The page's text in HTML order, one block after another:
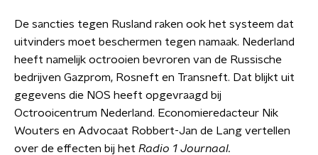
De sancties tegen Rusland raken ook het systeem dat
uitvinders moet beschermen tegen namaak. Nederland
heeft namelijk octrooien bevroren van de Russische
bedrijven Gazprom, Rosneft en Transneft. Dat blijkt uit
gegevens die NOS heeft opgevraagd bij
Octrooicentrum Nederland. Economieredacteur Nik
Wouters en Advocaat Robbert-Jan de Lang vertellen
over de effecten bij het Radio 1 Journaal.